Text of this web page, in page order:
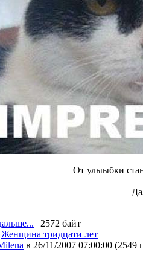
От улыыбки
| 2572 байт
Женщина тридцати лет
в 26/11/2007 07:00:00 (2549